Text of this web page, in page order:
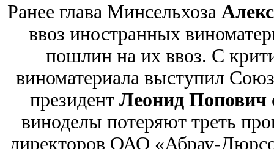
Ранее глава Минсельхоза
ввоз иностранных
пошлин на их ввоз. С
виноматериала выступил
президент Леонид Попович
виноделы потеряют треть
директоров ОАО «Абрау-